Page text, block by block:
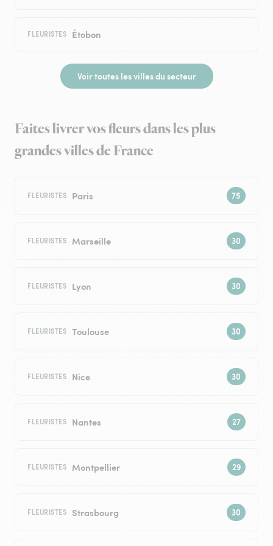
FLEURISTES Étobon
Voir toutes les villes du secteur
Faites livrer vos fleurs dans les plus
grandes villes de France
FLEURISTES Paris
FLEURISTES Marseille
FLEURISTES Lyon
FLEURISTES Toulouse
FLEURISTES Nice
FLEURISTES Nantes
FLEURISTES Montpellier
FLEURISTES Strasbourg